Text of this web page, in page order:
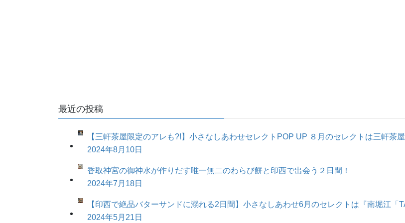
最近の投稿
【三軒茶屋限定のアレも?!】小さなしあわせセレクトPOP UP ８月のセレクトは三軒茶
2024年8月10日
香取神宮の御神水が作りだす唯一無二のわらび餅と印西で出会う２日間！
2024年7月18日
【印西で絶品バターサンドに溺れる2日間】小さなしあわせ6月のセレクトは『南堀江「
2024年5月21日